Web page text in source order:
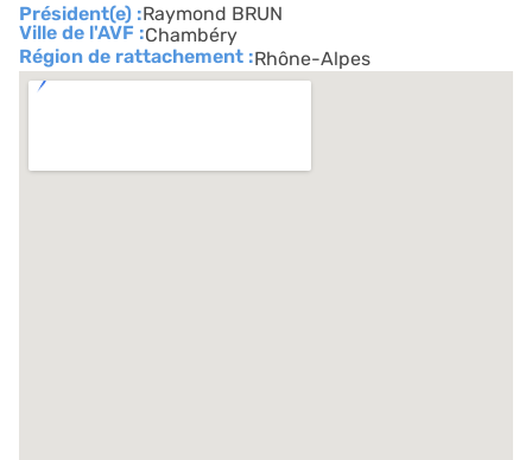
Président(e) :Raymond BRUN
Ville de l'AVF :Chambéry
Région de rattachement :Rhône-Alpes